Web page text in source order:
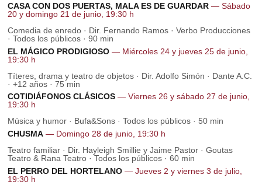
CASA CON DOS PUERTAS, MALA ES DE GUARDAR — Sábado
20 y domingo 21 de junio, 19:30 h
Comedia de enredo · Dir. Fernando Ramos · Verbo Producciones
· Todos los públicos · 90 min
EL MÁGICO PRODIGIOSO — Miércoles 24 y jueves 25 de junio,
19:30 h
Títeres, drama y teatro de objetos · Dir. Adolfo Simón · Dante A.C.
· +12 años · 75 min
COTIDIÁFONOS CLÁSICOS — Viernes 26 y sábado 27 de junio,
19:30 h
Música y humor · Bufa&Sons · Todos los públicos · 50 min
CHUSMA — Domingo 28 de junio, 19:30 h
Teatro familiar · Dir. Hayleigh Smillie y Jaime Pastor · Goutas
Teatro & Rana Teatro · Todos los públicos · 60 min
EL PERRO DEL HORTELANO — Jueves 2 y viernes 3 de julio,
19:30 h